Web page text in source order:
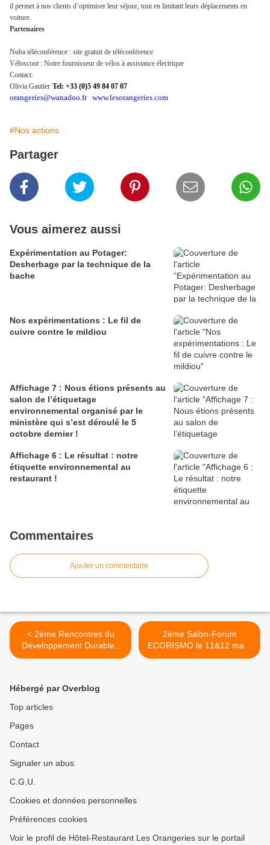
il permet à nos clients d’optimiser leur séjour, tout en limitant leurs déplacements en
voiture.
Partenaires
Nuba téléconférence : site gratuit de téléconférence
Véloscoot : Notre fournisseur de vélos à assistance électrique
Contact:
Olivia Gautier Tel: +33 (0)5 49 84 07 07
orangeries@wanadoo.fr www.lesorangeries.com
#Nos actions
Partager
Vous aimerez aussi
Expérimentation au Potager:
Desherbage par la technique de la
bache
Nos expérimentations : Le fil de
cuivre contre le mildiou
Affichage 7 : Nous étions présents au
salon de l’étiquetage
environnemental organisé par le
ministère qui s’est déroulé le 5
octobre dernier !
Affichage 6 : Le résultat : notre
étiquette environnemental au
restaurant !
Commentaires
Ajouter un commentaire
< 2ème Rencontres du
Développement Durable -
Jeudi 5 Avril 07
2ème Salon-Forum
ECORISMO le 11&12 mars
2008 >
Hébergé par Overblog
Top articles
Pages
Contact
Signaler un abus
C.G.U.
Cookies et données personnelles
Préférences cookies
Voir le profil de Hôtel-Restaurant Les Orangeries sur le portail